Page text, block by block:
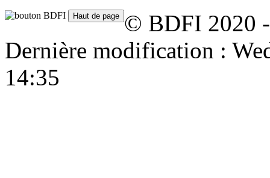
© BDFI 2020
Dernière modification :
14:35